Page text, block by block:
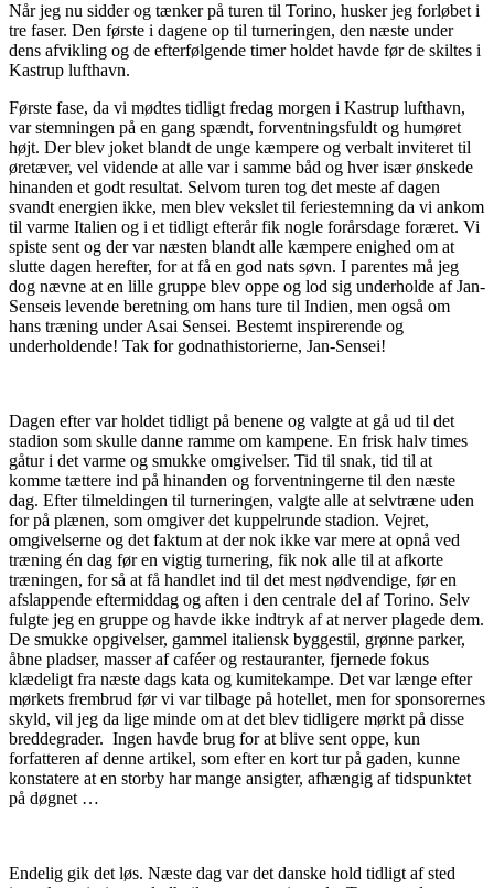
Når jeg nu sidder og tænker på turen til Torino, husker jeg forløbet i
tre faser. Den første i dagene op til turneringen, den næste under
dens afvikling og de efterfølgende timer holdet havde før de skiltes i
Kastrup lufthavn.
Første fase, da vi mødtes tidligt fredag morgen i Kastrup lufthavn,
var stemningen på en gang spændt, forventningsfuldt og humøret
højt. Der blev joket blandt de unge kæmpere og verbalt inviteret til
øretæver, vel vidende at alle var i samme båd og hver især ønskede
hinanden et godt resultat. Selvom turen tog det meste af dagen
svandt energien ikke, men blev vekslet til feriestemning da vi ankom
til varme Italien og i et tidligt efterår fik nogle forårsdage foræret. Vi
spiste sent og der var næsten blandt alle kæmpere enighed om at
slutte dagen herefter, for at få en god nats søvn. I parentes må jeg
dog nævne at en lille gruppe blev oppe og lod sig underholde af Jan-
Senseis levende beretning om hans ture til Indien, men også om
hans træning under Asai Sensei. Bestemt inspirerende og
underholdende! Tak for godnathistorierne, Jan-Sensei!
Dagen efter var holdet tidligt på benene og valgte at gå ud til det
stadion som skulle danne ramme om kampene. En frisk halv times
gåtur i det varme og smukke omgivelser. Tid til snak, tid til at
komme tættere ind på hinanden og forventningerne til den næste
dag. Efter tilmeldingen til turneringen, valgte alle at selvtræne uden
for på plænen, som omgiver det kuppelrunde stadion. Vejret,
omgivelserne og det faktum at der nok ikke var mere at opnå ved
træning én dag før en vigtig turnering, fik nok alle til at afkorte
træningen, for så at få handlet ind til det mest nødvendige, før en
afslappende eftermiddag og aften i den centrale del af Torino. Selv
fulgte jeg en gruppe og havde ikke indtryk af at nerver plagede dem.
De smukke opgivelser, gammel italiensk byggestil, grønne parker,
åbne pladser, masser af caféer og restauranter, fjernede fokus
klædeligt fra næste dags kata og kumitekampe. Det var længe efter
mørkets frembrud før vi var tilbage på hotellet, men for sponsorernes
skyld, vil jeg da lige minde om at det blev tidligere mørkt på disse
breddegrader. Ingen havde brug for at blive sent oppe, kun
forfatteren af denne artikel, som efter en kort tur på gaden, kunne
konstatere at en storby har mange ansigter, afhængig af tidspunktet
på døgnet …
Endelig gik det løs. Næste dag var det danske hold tidligt af sted